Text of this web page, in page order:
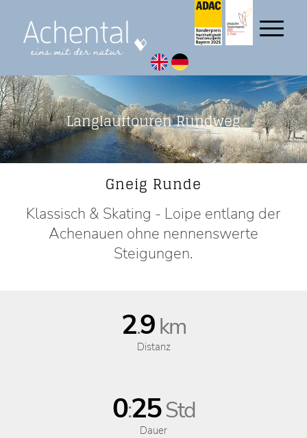
Langlauftouren Rundweg
Gneig Runde
Klassisch & Skating - Loipe entlang der
Achenauen ohne nennenswerte
Steigungen.
2.9km
Distanz
0:25Std
Dauer